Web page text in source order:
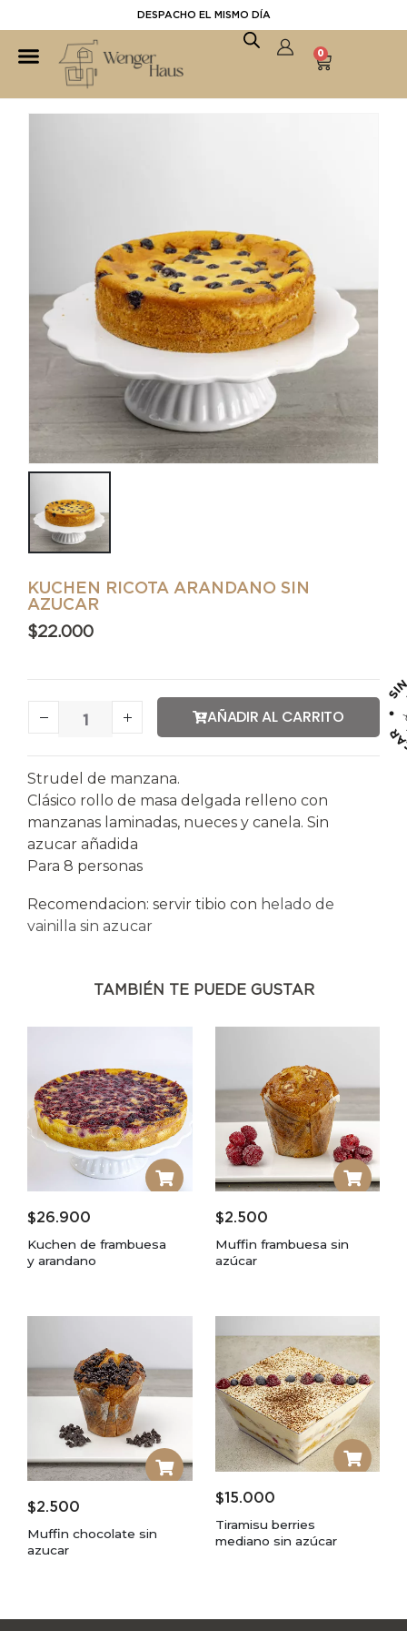
DESPACHO EL MISMO DÍA
0
KUCHEN RICOTA ARANDANO SIN
AZUCAR
$22.000
AÑADIR AL CARRITO
Strudel de manzana.
Clásico rollo de masa delgada relleno con
manzanas laminadas, nueces y canela. Sin
azucar añadida
Para 8 personas
Recomendacion: servir tibio con helado de
vainilla sin azucar
TAMBIÉN TE PUEDE GUSTAR
$26.900
Kuchen de frambuesa
y arandano
$2.500
Muffin frambuesa sin
azúcar
$2.500
Muffin chocolate sin
azucar
$15.000
Tiramisu berries
mediano sin azúcar